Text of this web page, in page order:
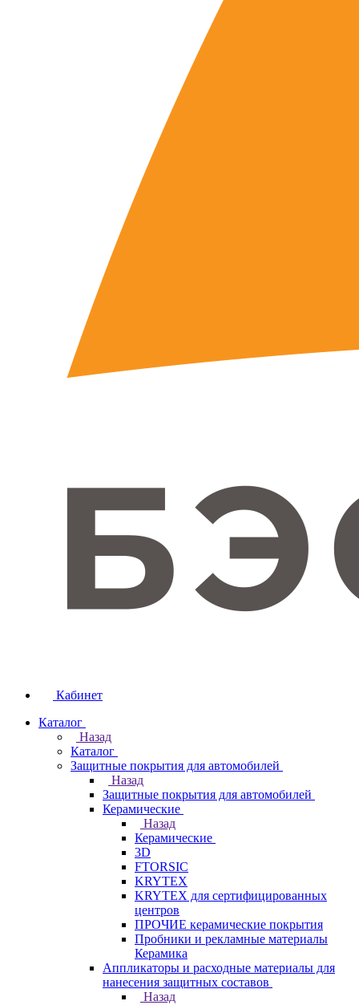
Кабинет
Каталог
Назад
Каталог
Защитные покрытия для автомобилей
Назад
Защитные покрытия для автомобилей
Керамические
Назад
Керамические
3D
FTORSIC
KRYTEX
KRYTEX для сертифицированных
центров
ПРОЧИЕ керамические покрытия
Пробники и рекламные материалы
Керамика
Аппликаторы и расходные материалы для
нанесения защитных составов
Назад